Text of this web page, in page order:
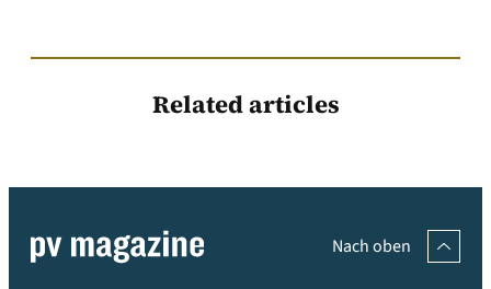
Related articles
Nach oben